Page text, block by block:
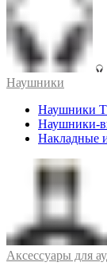
Наушники
Наушники
Наушники-
Накладные
Аксессуары для